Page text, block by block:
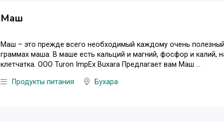
Маш
Маш – это прежде всего необходимый каждому очень
граммах маша. В маше есть кальций и магний, фосфор и калий,
клетчатка. OOO Turon ImpEx Buxara Предлагает вам Маш ...
Продукты питания Бухара